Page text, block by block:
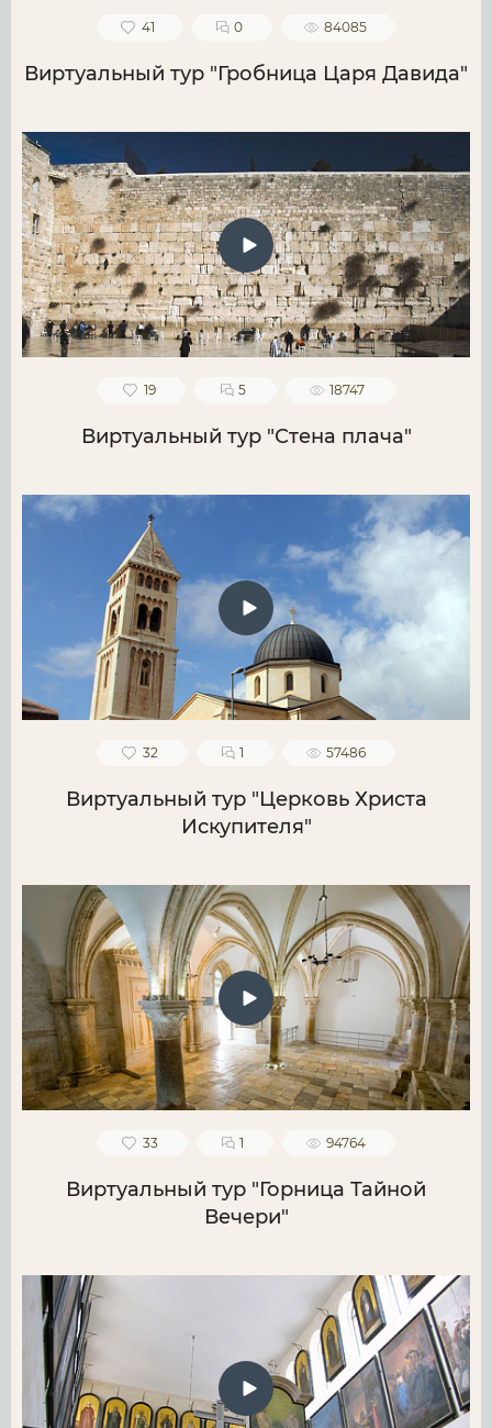
41 0 84085
Виртуальный тур "Гробница Царя Давида"
19 5 18747
Виртуальный тур "Стена плача"
32 1 57486
Виртуальный тур "Церковь Христа
Искупителя"
33 1 94764
Виртуальный тур "Горница Тайной
Вечери"